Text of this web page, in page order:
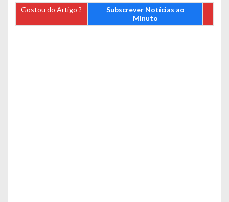
Gostou do Artigo ?
Subscrever Notícias ao
Minuto